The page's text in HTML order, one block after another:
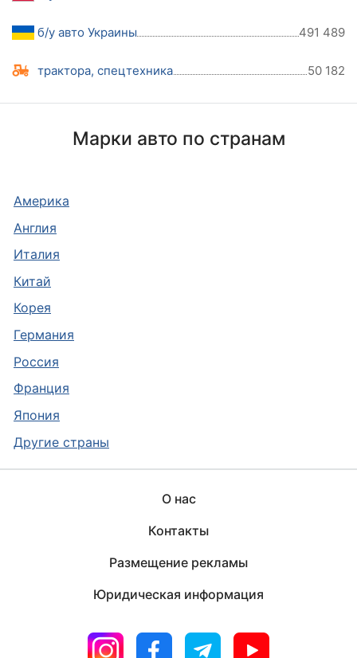
б/у авто Украины 491 489
трактора, спецтехника 50 182
Марки авто по странам
Америка
Англия
Италия
Китай
Корея
Германия
Россия
Франция
Япония
Другие страны
О нас
Контакты
Размещение рекламы
Юридическая информация